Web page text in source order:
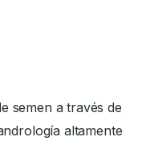
semen a través de
altamente